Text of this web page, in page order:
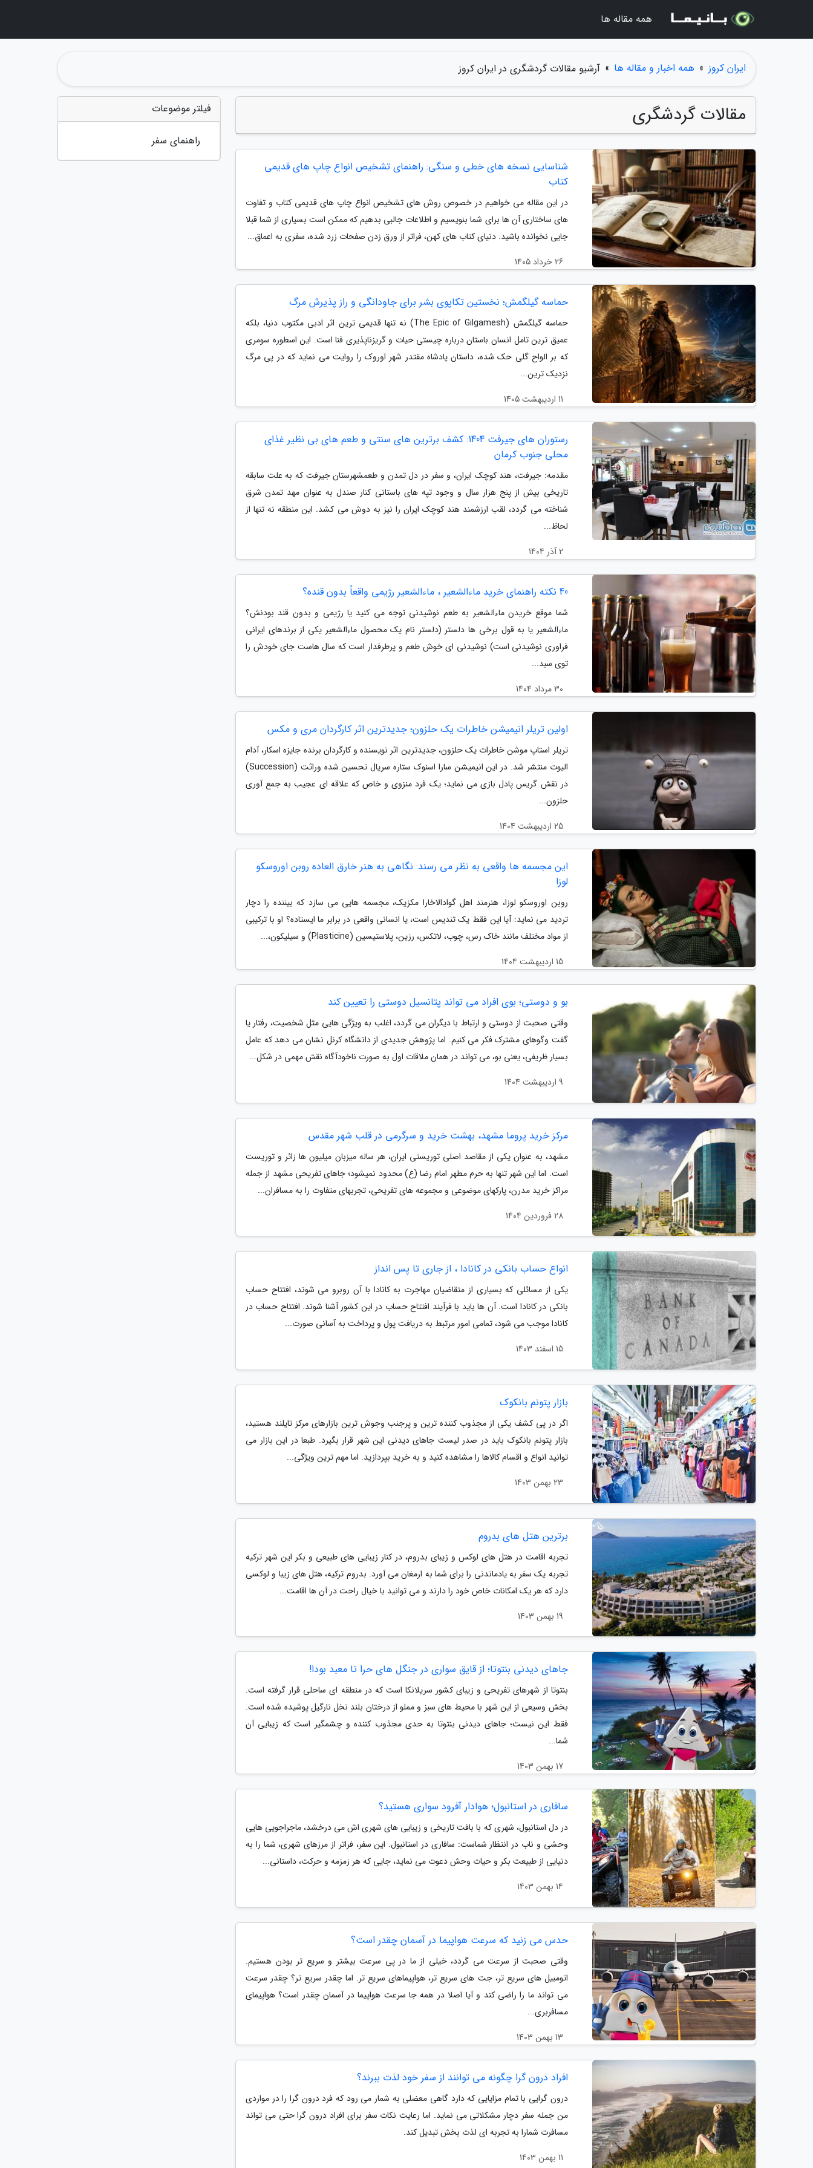
ایران کروز » همه اخبار و مقاله ها » آرشیو مقالات گردشگری در ایران کروز
مقالات گردشگری
شناسایی نسخه های خطی و سنگی: راهنمای تشخیص انواع چاپ های قدیمی
کتاب
در این مقاله می خواهیم در خصوص روش های تشخیص انواع چاپ های قدیمی کتاب و تفاوت
های ساختاری آن ها برای شما بنویسیم و اطلاعات جالبی بدهیم که ممکن است بسیاری از شما قبلا
جایی نخوانده باشید. دنیای کتاب های کهن، فراتر از ورق زدن صفحات زرد شده، سفری به اعماق...
26 خرداد 1405
حماسه گیلگمش؛ نخستین تکاپوی بشر برای جاودانگی و راز پذیرش مرگ
حماسه گیلگمش (The Epic of Gilgamesh) نه تنها قدیمی ترین اثر ادبی مکتوب دنیا، بلکه
عمیق ترین تامل انسان باستان درباره چیستی حیات و گریزناپذیری فنا است. این اسطوره سومری
که بر الواح گلی حک شده، داستان پادشاه مقتدر شهر اوروک را روایت می نماید که در پی مرگ
نزدیک ترین...
11 اردیبهشت 1405
رستوران های جیرفت 1404: کشف برترین های سنتی و طعم های بی نظیر غذای
محلی جنوب کرمان
مقدمه: جیرفت، هند کوچک ایران، و سفر در دل تمدن و طعمشهرستان جیرفت که به علت سابقه
تاریخی بیش از پنج هزار سال و وجود تپه های باستانی کنار صندل به عنوان مهد تمدن شرق
شناخته می گردد، لقب ارزشمند هند کوچک ایران را نیز به دوش می کشد. این منطقه نه تنها از
لحاظ...
2 آذر 1404
40 نکته راهنمای خرید ماءالشعیر ، ماءالشعیر رژیمی واقعاً بدون قنده؟
شما موقع خریدن ماءالشعیر به طعم نوشیدنی توجه می کنید یا رژیمی و بدون قند بودنش؟
ماءالشعیر یا به قول برخی ها دلستر (دلستر نام یک محصول ماءالشعیر یکی از برندهای ایرانی
فراوری نوشیدنی است) نوشیدنی ای خوش طعم و پرطرفدار است که سال هاست جای خودش را
توی سبد...
30 مرداد 1404
اولین تریلر انیمیشن خاطرات یک حلزون؛ جدیدترین اثر کارگردان مری و مکس
تریلر استاپ موشن خاطرات یک حلزون، جدیدترین اثر نویسنده و کارگردان برنده جایزه اسکار، آدام
الیوت منتشر شد. در این انیمیشن سارا اسنوک ستاره سریال تحسین شده وراثت (Succession)
در نقش گریس پادل بازی می نماید؛ یک فرد منزوی و خاص که علاقه ای عجیب به جمع آوری
حلزون...
25 اردیبهشت 1404
این مجسمه ها واقعی به نظر می رسند: نگاهی به هنر خارق العاده روبن اوروسکو
لوزا
روبن اوروسکو لوزا، هنرمند اهل گوادالاخارا مکزیک، مجسمه هایی می سازد که بیننده را دچار
تردید می نماید: آیا این فقط یک تندیس است، یا انسانی واقعی در برابر ما ایستاده؟ او با ترکیبی
از مواد مختلف مانند خاک رس، چوب، لاتکس، رزین، پلاستیسین (Plasticine) و سیلیکون،...
15 اردیبهشت 1404
بو و دوستی؛ بوی افراد می تواند پتانسیل دوستی را تعیین کند
وقتی صحبت از دوستی و ارتباط با دیگران می گردد، اغلب به ویژگی هایی مثل شخصیت، رفتار یا
گفت وگوهای مشترک فکر می کنیم. اما پژوهش جدیدی از دانشگاه کرنل نشان می دهد که عامل
بسیار ظریفی، یعنی بو، می تواند در همان ملاقات اول به صورت ناخودآگاه نقش مهمی در شکل...
9 اردیبهشت 1404
مرکز خرید پروما مشهد، بهشت خرید و سرگرمی در قلب شهر مقدس
مشهد، به عنوان یکی از مقاصد اصلی توریستی ایران، هر ساله میزبان میلیون ها زائر و توریست
است. اما این شهر تنها به حرم مطهر امام رضا (ع) محدود نمیشود؛ جاهای تفریحی مشهد از جمله
مراکز خرید مدرن، پارکهای موضوعی و مجموعه های تفریحی، تجربهای متفاوت را به مسافران...
28 فروردین 1404
انواع حساب بانکی در کانادا ، از جاری تا پس انداز
یکی از مسائلی که بسیاری از متقاضیان مهاجرت به کانادا با آن روبرو می شوند، افتتاح حساب
بانکی در کانادا است. آن ها باید با فرآیند افتتاح حساب در این کشور آشنا شوند. افتتاح حساب در
کانادا موجب می شود، تمامی امور مرتبط به دریافت پول و پرداخت به آسانی صورت...
15 اسفند 1403
بازار پتونم بانکوک
اگر در پی کشف یکی از مجذوب کننده ترین و پرجنب وجوش ترین بازارهای مرکز تایلند هستید،
بازار پتونم بانکوک باید در صدر لیست جاهای دیدنی این شهر قرار بگیرد. طبعا در این بازار می
توانید انواع و اقسام کالاها را مشاهده کنید و به خرید بپردازید. اما مهم ترین ویژگی...
23 بهمن 1403
برترین هتل های بدروم
تجربه اقامت در هتل های لوکس و زیبای بدروم، در کنار زیبایی های طبیعی و بکر این شهر ترکیه
تجربه یک سفر به یادماندنی را برای شما به ارمغان می آورد. بدروم ترکیه، هتل های زیبا و لوکسی
دارد که هر یک امکانات خاص خود را دارند و می توانید با خیال راحت در آن ها اقامت...
19 بهمن 1403
جاهاى دیدنی بنتوتا؛ از قایق سواری در جنگل های حرا تا معبد بودا!
بنتوتا از شهرهای تفریحی و زیبای کشور سریلانکا است که در منطقه ای ساحلی قرار گرفته است.
بخش وسیعی از این شهر با محیط های سبز و مملو از درختان بلند نخل نارگیل پوشیده شده است.
فقط این نیست؛ جاهای دیدنی بنتوتا به حدی مجذوب کننده و چشمگیر است که زیبایی آن
شما...
17 بهمن 1403
سافاری در استانبول؛ هوادار آفرود سواری هستید؟
در دل استانبول، شهری که با بافت تاریخی و زیبایی های شهری اش می درخشد، ماجراجویی هایی
وحشی و ناب در انتظار شماست: سافاری در استانبول. این سفر، فراتر از مرزهای شهری، شما را به
دنیایی از طبیعت بکر و حیات وحش دعوت می نماید، جایی که هر زمزمه و حرکت، داستانی...
14 بهمن 1403
حدس می زنید که سرعت هواپیما در آسمان چقدر است؟
وقتی صحبت از سرعت می گردد، خیلی از ما در پی سرعت بیشتر و سریع تر بودن هستیم.
اتومبیل های سریع تر، جت های سریع تر، هواپیماهای سریع تر. اما چقدر سریع تر؟ چقدر سرعت
می تواند ما را راضی کند و آیا اصلا در همه جا سرعت هواپیما در آسمان چقدر است؟ هواپیمای
مسافربری...
13 بهمن 1403
افراد درون گرا چگونه می توانند از سفر خود لذت ببرند؟
درون گرایی با تمام مزایایی که دارد گاهی معضلی به شمار می رود که فرد درون گرا را در مواردی
من جمله سفر دچار مشکلاتی می نماید. اما رعایت نکات سفر برای افراد درون گرا حتی می تواند
مسافرت شمارا به تجربه ای لذت بخش تبدیل کند.
11 بهمن 1403
فیلتر موضوعات
راهنمای سفر
همه مقاله ها